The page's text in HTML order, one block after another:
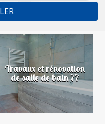
Travaux et rénovation
de salle de bain 77